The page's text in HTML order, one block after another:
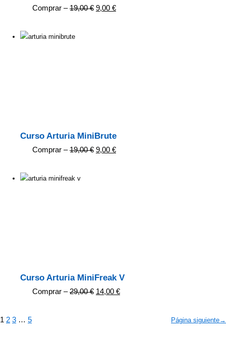
Comprar –19,00€ 9,00 €
Curso Arturia MiniBrute
Comprar –19,00€ 9,00 €
Curso Arturia MiniFreak V
Comprar –29,00€ 14,00 €
1 2 3 … 5 Página siguiente→